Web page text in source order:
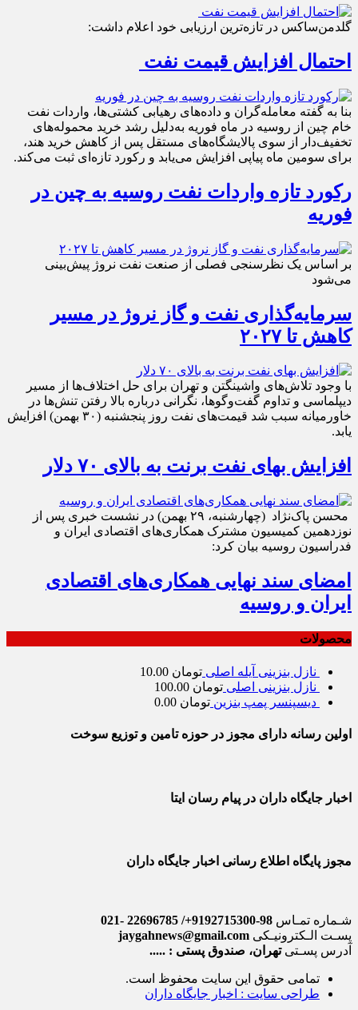
گلدمن‌ساکس در تازه‌ترین ارزیابی خود اعلام داشت:
احتمال افزایش قیمت نفت
بنا به گفته معامله‌گران و داده‌های رهیابی کشتی‌ها، واردات نفت
خام چین از روسیه در ماه فوریه به‌دلیل رشد خرید محموله‌های
تخفیف‌دار از سوی پالایشگاه‌های مستقل پس از کاهش خرید هند،
برای سومین ماه پیاپی افزایش می‌یابد و رکورد تازه‌ای ثبت می‌کند.
رکورد تازه واردات نفت روسیه به چین در
فوریه
بر اساس یک نظرسنجی فصلی از صنعت نفت نروژ پیش‌بینی
می‌شود
سرمایه‌گذاری نفت و گاز نروژ در مسیر
کاهش تا ۲۰۲۷
با وجود تلاش‌های واشینگتن و تهران برای حل اختلاف‌ها از مسیر
دیپلماسی و تداوم گفت‌وگوها، نگرانی درباره بالا رفتن تنش‌ها در
خاورمیانه سبب شد قیمت‌های نفت روز پنجشنبه (۳۰ بهمن) افزایش
یابد.
افزایش بهای نفت برنت به بالای ۷۰ دلار
محسن پاک‌نژاد (چهارشنبه، ۲۹ بهمن) در نشست خبری پس از
نوزدهمین کمیسیون مشترک همکاری‌های اقتصادی ایران و
فدراسیون روسیه بیان کرد:
امضای سند نهایی همکاری‌های اقتصادی
ایران و روسیه
محصولات
نازل بنزینی آیله اصلی تومان
نازل بنزینی اصلی تومان
دیسپنسر پمپ بنزین تومان
اولین رسانه دارای مجوز در حوزه تامین و توزیع سوخت
اخبار جایگاه داران در پیام رسان ایتا
مجوز پایگاه اطلاع رسانی اخبار جایگاه داران
شـماره تمـاس 98-9192715300+/ 22696785 -021
پسـت الـکترونیـکی jaygahnews@gmail.com
آدرس پسـتی تهران، صندوق پستی : .....
تمامی حقوق این سایت محفوظ است.
طراحی سایت : اخبار جایگاه داران